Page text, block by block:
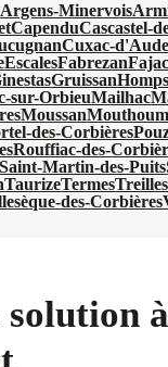
Argens-Minervois
CapenduCascastel-
Cuxac-
EscalesFabrezan
Gruissan
sur-OrbieuMailhac
Moussan
des-Corbières
Rouffiac-des-
Saint-Martin-des-Puits
TaurizeTermesTreilles
des-Corbières